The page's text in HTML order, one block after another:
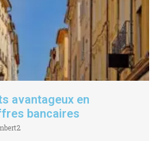
avantageux en
bancaires